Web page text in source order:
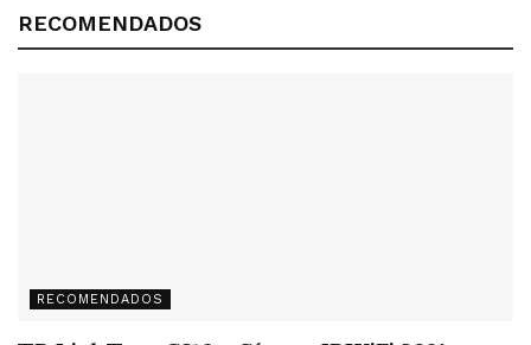
RECOMENDADOS
RECOMENDADOS